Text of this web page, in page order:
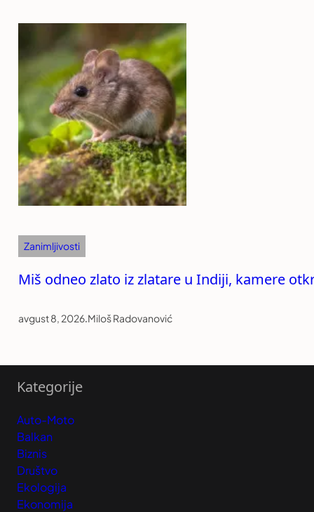
Zanimljivosti
Miš odneo zlato iz zlatare u Indiji, kamere
avgust 8, 2026.Miloš Radovanović
Kategorije
Auto-Moto
Balkan
Biznis
Društvo
Ekologija
Ekonomija